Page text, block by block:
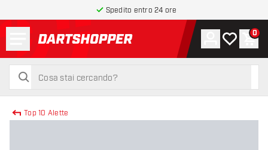
Spedito entro 24 ore
torna alla home page
cerca
cerca
Account
La mia0
Top 10 Alette